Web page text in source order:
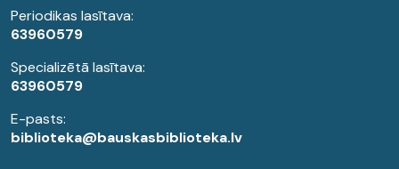
Periodikas lasītava:
63960579
Specializētā lasītava:
63960579
E-pasts:
biblioteka@bauskasbiblioteka.lv